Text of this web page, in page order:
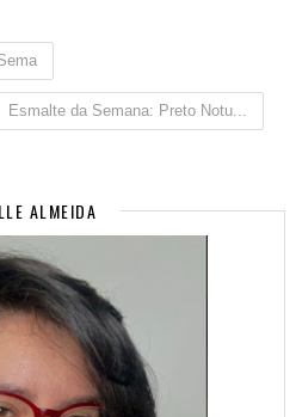
Esmalte da Semana: Preto Notu...
ALMEIDA